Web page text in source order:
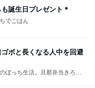
誕生日プレゼント＊
でごはん
ボと長くなる人中を回避
ぼっち生活。旦那弁当きろく